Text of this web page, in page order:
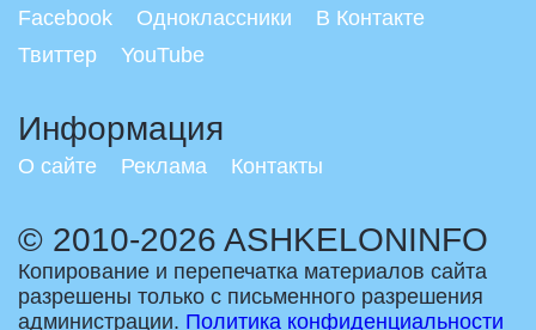
Facebook Одноклассники
В Контакте
Твиттер
YouTube
Информация
О сайте Реклама Контакты
© 2010-2026 ASHKELONINFO
Копирование и перепечатка материалов сайта
разрешены только с письменного разрешения
администрации. Политика конфиденциальности